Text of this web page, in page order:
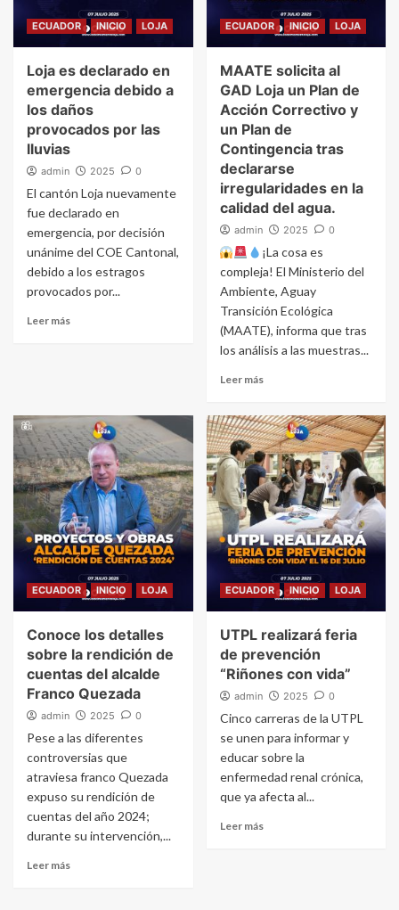
ECUADOR INICIO LOJA
Loja es declarado en
emergencia debido a
los daños
provocados por las
lluvias
admin 2025 0
El cantón Loja nuevamente
fue declarado en
emergencia, por decisión
unánime del COE Cantonal,
debido a los estragos
provocados por...
Leer más
ECUADOR INICIO LOJA
MAATE solicita al
GAD Loja un Plan de
Acción Correctivo y
un Plan de
Contingencia tras
declararse
irregularidades en la
calidad del agua.
admin 2025 0
¡La cosa es
compleja! El Ministerio del
Ambiente, Aguay
Transición Ecológica
(MAATE), informa que tras
los análisis a las muestras...
Leer más
ECUADOR INICIO LOJA
Conoce los detalles
sobre la rendición de
cuentas del alcalde
Franco Quezada
admin 2025 0
Pese a las diferentes
controversias que
atraviesa franco Quezada
expuso su rendición de
cuentas del año 2024;
durante su intervención,...
Leer más
ECUADOR INICIO LOJA
UTPL realizará feria
de prevención
“Riñones con vida”
admin 2025 0
Cinco carreras de la UTPL
se unen para informar y
educar sobre la
enfermedad renal crónica,
que ya afecta al...
Leer más